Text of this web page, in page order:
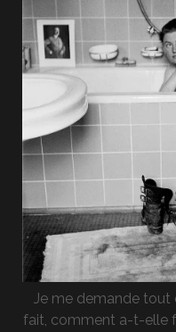
Je me demande
fait, comment a-t-elle